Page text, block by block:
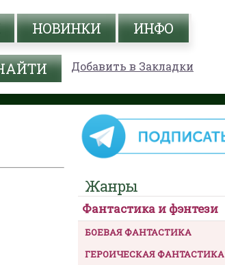
НОВИНКИ ИНФО
Добавить в Закладки
Жанры
Фантастика и фэнтези
БОЕВАЯ ФАНТАСТИКА
ГЕРОИЧЕСКАЯ ФАНТАСТИКА